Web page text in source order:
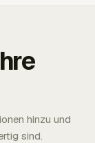
hinzu und
sind.